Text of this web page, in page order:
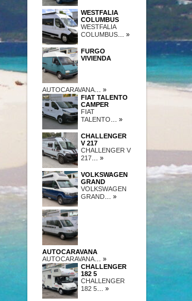
WESTFALIA
COLUMBUS
WESTFALIA
COLUMBUS … »
FURGO
VIVIENDA
AUTOCARAVANA … »
FIAT TALENTO
CAMPER
FIAT
TALENTO … »
CHALLENGER
V 217
CHALLENGER V
217 … »
VOLKSWAGEN
GRAND
VOLKSWAGEN
GRAND … »
AUTOCARAVANA
AUTOCARAVANA … »
CHALLENGER
182 5
CHALLENGER
182 5 … »